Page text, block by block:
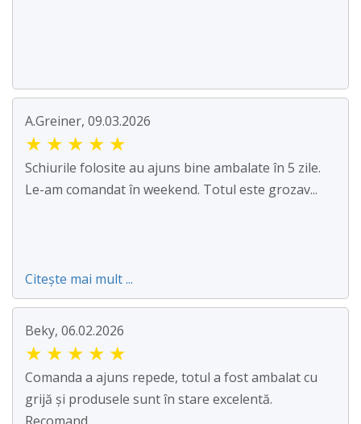
A.Greiner, 09.03.2026
★ ★ ★ ★ ★
Schiurile folosite au ajuns bine ambalate în 5 zile.
Le-am comandat în weekend. Totul este grozav...
Citește mai mult ...
Beky, 06.02.2026
★ ★ ★ ★ ★
Comanda a ajuns repede, totul a fost ambalat cu
grijă și produsele sunt în stare excelentă.